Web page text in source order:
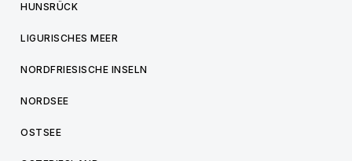
HUNSRÜCK
LIGURISCHES MEER
NORDFRIESISCHE INSELN
NORDSEE
OSTSEE